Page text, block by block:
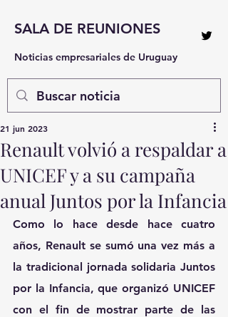
SALA DE REUNIONES
Noticias empresariales de Uruguay
Renault volvió a respaldar a
UNICEF y a su campaña
anual Juntos por la Infancia
21 jun 2023
Como lo hace desde hace cuatro
años, Renault se sumó una vez más a
la tradicional jornada solidaria Juntos
por la Infancia, que organizó UNICEF
con el fin de mostrar parte de las